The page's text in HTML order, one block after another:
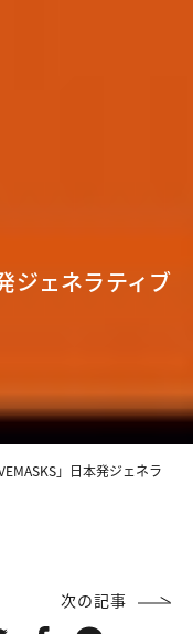
ジェネラティブ
」日本発ジェネラ
次の記事